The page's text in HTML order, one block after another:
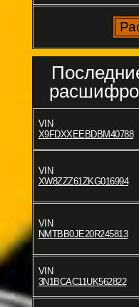
VIN
X9FDXXEEBDBM40788
VIN
XW8ZZZ61ZKG016994
VIN
NMTBB0JE20R245813
VIN
3N1BCAC11UK562822